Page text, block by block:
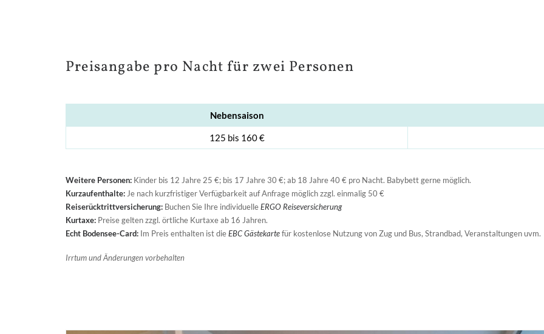
Preisangabe pro Nacht für zwei Personen
Weitere Personen: Kinder bis 12 Jahre 25 €; bis 17 Jahre 30 €; ab 18 Jahre 40 € pro Nacht. Babybett gerne möglich.
Kurzaufenthalte: Je nach kurzfristiger Verfügbarkeit auf Anfrage möglich zzgl. einmalig 50 €
Reiserücktrittversicherung: Buchen Sie Ihre individuelleERGO Reiseversicherung
Kurtaxe: Preise gelten zzgl. örtliche Kurtaxe ab 16 Jahren.
Echt Bodensee-Card: Im Preis enthalten ist dieEBC Gästekartefür kostenlose Nutzung von Zug und Bus, Strandbad, Veranstaltungen uvm.
Irrtum und Änderungen vorbehalten